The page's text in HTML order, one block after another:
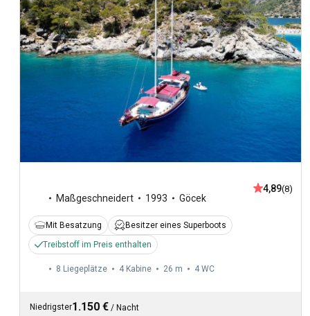
Maßgeschneidert 1993 Göcek
4,89(8)
Mit Besatzung
Besitzer eines Superboots
Treibstoff im Preis enthalten
8 Liegeplätze 4 Kabine 26 m 4 WC
Niedrigster1.150 € / Nacht